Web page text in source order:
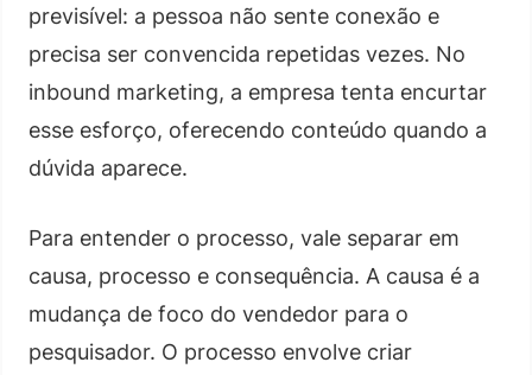
previsível: a pessoa não sente conexão e
precisa ser convencida repetidas vezes. No
inbound marketing, a empresa tenta encurtar
esse esforço, oferecendo conteúdo quando a
dúvida aparece.
Para entender o processo, vale separar em
causa, processo e consequência. A causa é a
mudança de foco do vendedor para o
pesquisador. O processo envolve criar